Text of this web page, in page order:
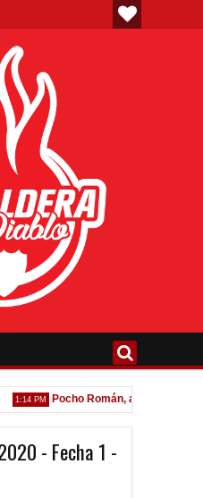
PM Pocho Román, al ascenso
- Fecha 1 -